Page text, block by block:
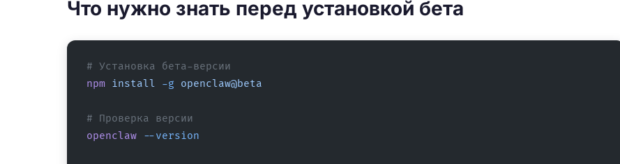
Что нужно знать перед установкой бета
# Установка бета-версии
npm install -g openclaw@beta
# Проверка версии
openclaw --version